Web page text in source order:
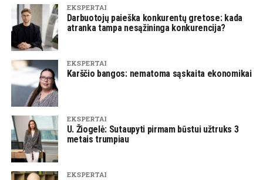
EKSPERTAI
Darbuotojų paieška konkurentų gretose: kada
atranka tampa nesąžininga konkurencija?
EKSPERTAI
Karščio bangos: nematoma sąskaita ekonomikai
EKSPERTAI
U. Žiogelė: Sutaupyti pirmam būstui užtruks 3
metais trumpiau
EKSPERTAI